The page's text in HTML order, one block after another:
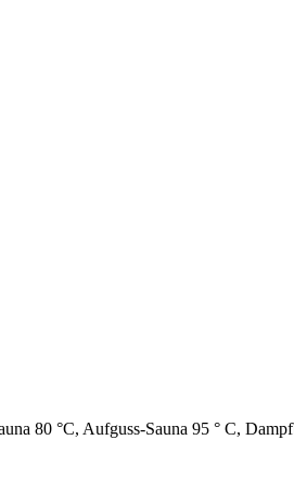
80 °C, Aufguss-Sauna 95 ° C,